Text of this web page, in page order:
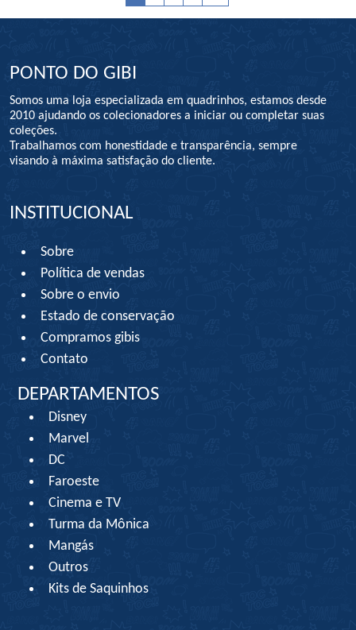
PONTO DO GIBI
Somos uma loja especializada em quadrinhos, estamos desde
2010 ajudando os colecionadores a iniciar ou completar suas
coleções.
Trabalhamos com honestidade e transparência, sempre
visando à máxima satisfação do cliente.
INSTITUCIONAL
Sobre
Política de vendas
Sobre o envio
Estado de conservação
Compramos gibis
Contato
DEPARTAMENTOS
Disney
Marvel
DC
Faroeste
Cinema e TV
Turma da Mônica
Mangás
Outros
Kits de Saquinhos